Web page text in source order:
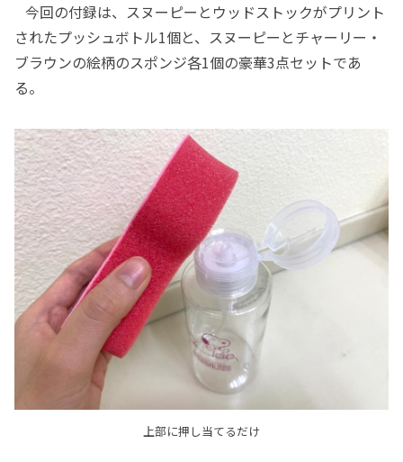
今回の付録は、スヌーピーとウッドストックがプリント
されたプッシュボトル1個と、スヌーピーとチャーリー・
ブラウンの絵柄のスポンジ各1個の豪華3点セットであ
る。
上部に押し当てるだけ